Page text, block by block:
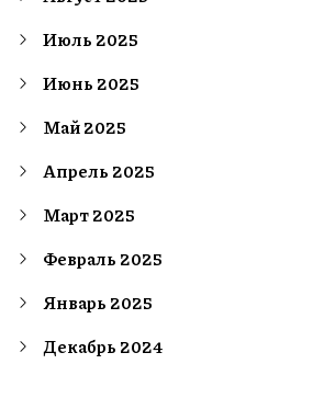
Июль 2025
Июнь 2025
Май 2025
Апрель 2025
Март 2025
Февраль 2025
Январь 2025
Декабрь 2024